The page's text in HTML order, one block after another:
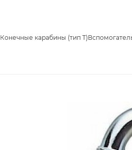
Конечные карабины (тип T)